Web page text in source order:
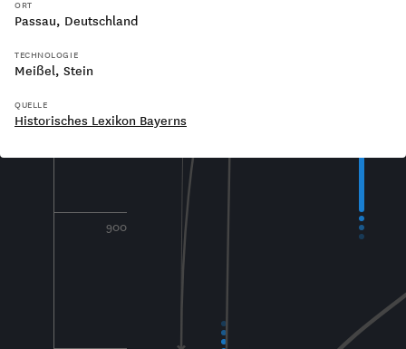
900
ORT
Passau, Deutschland
TECHNOLOGIE
Meißel Stein
QUELLE
Historisches Lexikon Bayerns